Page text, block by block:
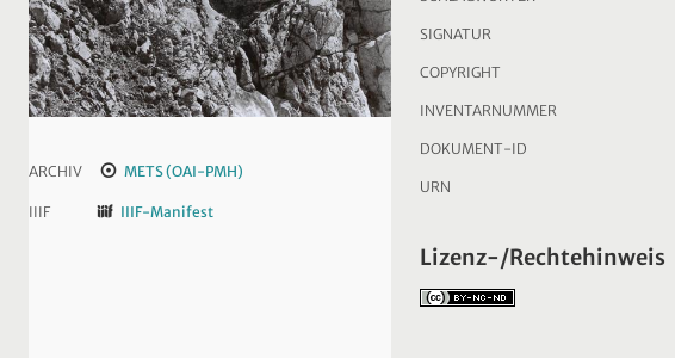
ARCHIV METS (OAI-PMH)
IIIF IIIF-Manifest
SIGNATUR
COPYRIGHT
INVENTARNUMMER
DOKUMENT-ID
URN
Lizenz-/Rechtehinweis